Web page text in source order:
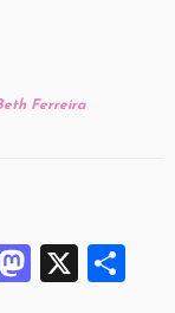
Ferreira
T
M
X